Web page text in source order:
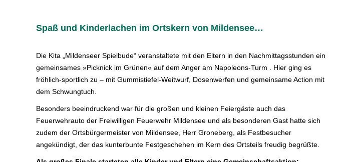
Spaß und Kinderlachen im Ortskern von Mildensee…
Die Kita „Mildenseer Spielbude“ veranstaltete mit den Eltern in den Nachmittagsstunden ein
gemeinsames »Picknick im Grünen« auf dem Anger am Napoleons-Turm . Hier ging es
fröhlich-sportlich zu – mit Gummistiefel-Weitwurf, Dosenwerfen und gemeinsame Action mit
dem Schwungtuch.
Besonders beeindruckend war für die großen und kleinen Feiergäste auch das
Feuerwehrauto der Freiwilligen Feuerwehr Mildensee und als besonderen Gast hatte sich
zudem der Ortsbürgermeister von Mildensee, Herr Groneberg, als Festbesucher
angekündigt, der das kunterbunte Festgeschehen im Kern des Ortsteils freudig begrüßte.